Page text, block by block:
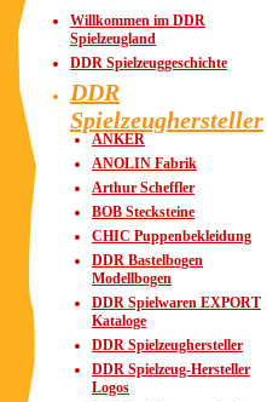
Willkommen im DDR
Spielzeugland
DDR Spielzeuggeschichte
DDR
Spielzeughersteller
ANKER
ANOLIN Fabrik
Arthur Scheffler
BOB Stecksteine
CHIC Puppenbekleidung
DDR Bastelbogen
Modellbogen
DDR Spielwaren EXPORT
Kataloge
DDR Spielzeughersteller
DDR Spielzeug-Hersteller
Logos